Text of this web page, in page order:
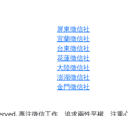
屏東徵信社
宜蘭徵信社
台東徵信社
花蓮徵信社
大陸徵信社
澎湖徵信社
金門徵信社
專注徵信工作、追求兩性平權、注重